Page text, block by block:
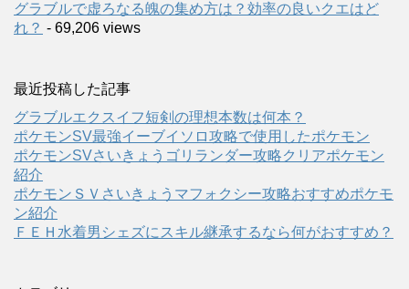
グラブルで虚ろなる魄の集め方は？効率の良いクエはど
れ？ - 69,206 views
最近投稿した記事
グラブルエクスイフ短剣の理想本数は何本？
ポケモンSV最強イーブイソロ攻略で使用したポケモン
ポケモンSVさいきょうゴリランダー攻略クリアポケモン
紹介
ポケモンＳＶさいきょうマフォクシー攻略おすすめポケモ
ン紹介
ＦＥＨ水着男シェズにスキル継承するなら何がおすすめ？